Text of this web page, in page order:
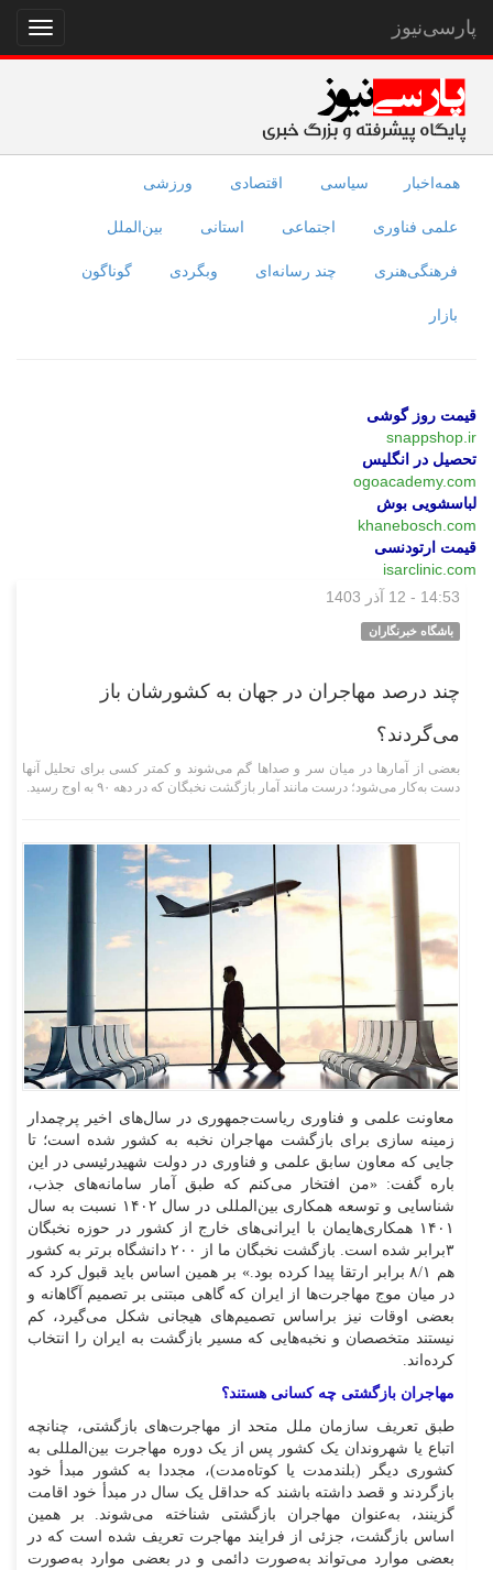
نمایش
منو
پارسی‌نیوز
همه‌اخبار سیاسی اقتصادی ورزشی
علمی فناوری اجتماعی استانی بین‌الملل
فرهنگی‌هنری چند رسانه‌ای وبگردی گوناگون
بازار
قیمت روز گوشی
snappshop.ir
تحصیل در انگلیس
ogoacademy.com
لباسشویی بوش
khanebosch.com
قیمت ارتودنسی
isarclinic.com
14:53 - 12 آذر 1403
باشگاه خبرنگاران
چند درصد مهاجران در جهان به کشورشان باز
می‌گردند؟
بعضی از آمار‌ها در میان سر و صدا‌ها گم می‌شوند و کمتر کسی برای تحلیل آنها
دست به‌کار می‌شود؛ درست مانند آمار بازگشت نخبگان که در دهه ۹۰ به اوج رسید.
معاونت علمی و فناوری ریاست‌جمهوری در سال‌های اخیر پرچمدار
زمینه سازی برای بازگشت مهاجران نخبه به کشور شده است؛ تا
جایی که معاون سابق علمی و فناوری در دولت شهیدرئیسی در این
باره گفت: «من افتخار می‌کنم که طبق آمار سامانه‌های جذب،
شناسایی و توسعه همکاری بین‌المللی در سال ۱۴۰۲ نسبت به سال
۱۴۰۱ همکاری‌هایمان با ایرانی‌های خارج از کشور در حوزه نخبگان
۳برابر شده است. بازگشت نخبگان ما از ۲۰۰ دانشگاه برتر به کشور
هم ۸/۱ برابر ارتقا پیدا کرده بود.» بر همین اساس باید قبول کرد که
در میان موج مهاجرت‌ها از ایران که گاهی مبتنی بر تصمیم آگاهانه و
بعضی اوقات نیز براساس تصمیم‌های هیجانی شکل می‌گیرد، کم
نیستند متخصصان و نخبه‌هایی که مسیر بازگشت به ایران را انتخاب
کرده‌اند.
مهاجران بازگشتی چه کسانی هستند؟
طبق تعریف سازمان ملل متحد از مهاجرت‌های بازگشتی، چنانچه
اتباع یا شهروندان یک کشور پس از یک دوره مهاجرت بین‌المللی به
کشوری دیگر (بلندمدت یا کوتاه‌مدت)، مجددا به کشور مبدأ خود
بازگردند و قصد داشته باشند که حداقل یک سال در مبدأ خود اقامت
گزینند، به‌عنوان مهاجران بازگشتی شناخته می‌شوند. بر همین
اساس بازگشت، جزئی از فرایند مهاجرت تعریف شده است که در
بعضی موارد می‌تواند به‌صورت دائمی و در بعضی موارد به‌صورت